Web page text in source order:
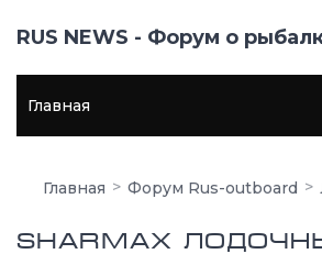
RUS NEWS - Форум о
Главная
Главная Форум Rus-outboard
Sharmax